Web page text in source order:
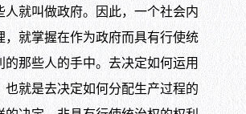
就叫做政府。因此，一个社会内
，就掌握在作为政府而具有行使统
的那些人的手中。去决定如何运用
也就是去决定如何分配生产过程的